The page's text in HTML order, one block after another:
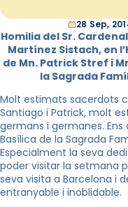
28 Sep,
Homilia del Sr.
Martínez Sistach, en
de Mn. Patrick Stref i
la Sagrada
Molt estimats sacerdots
Santiago i Patrick, molt
germans i germanes.
Basílica de la Sagrada
Especialment la seva
poder visitar la setmana
seva visita a Barcelona i
entranyable i inoblidable.